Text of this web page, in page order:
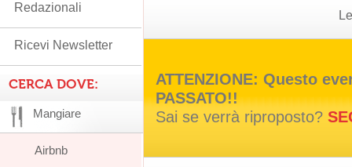
ATTENZIONE: Questo
PASSATO!!
Sai se verrà riproposto?
Redazionali
Ricevi Newsletter
CERCA DOVE:
Mangiare
Airbnb